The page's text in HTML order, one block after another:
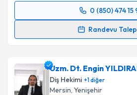
0 (850) 474 15
Randevu
Randevu Takvimi Talebi
takvim hazırlandığında e-posta
E-posta Adresiniz
Uzm. Dt. Engin
Diş Hekimi +1diğer
Mersin, Yenişehir